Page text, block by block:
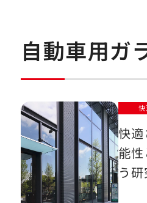
自動車用ガ
快
快
能
う